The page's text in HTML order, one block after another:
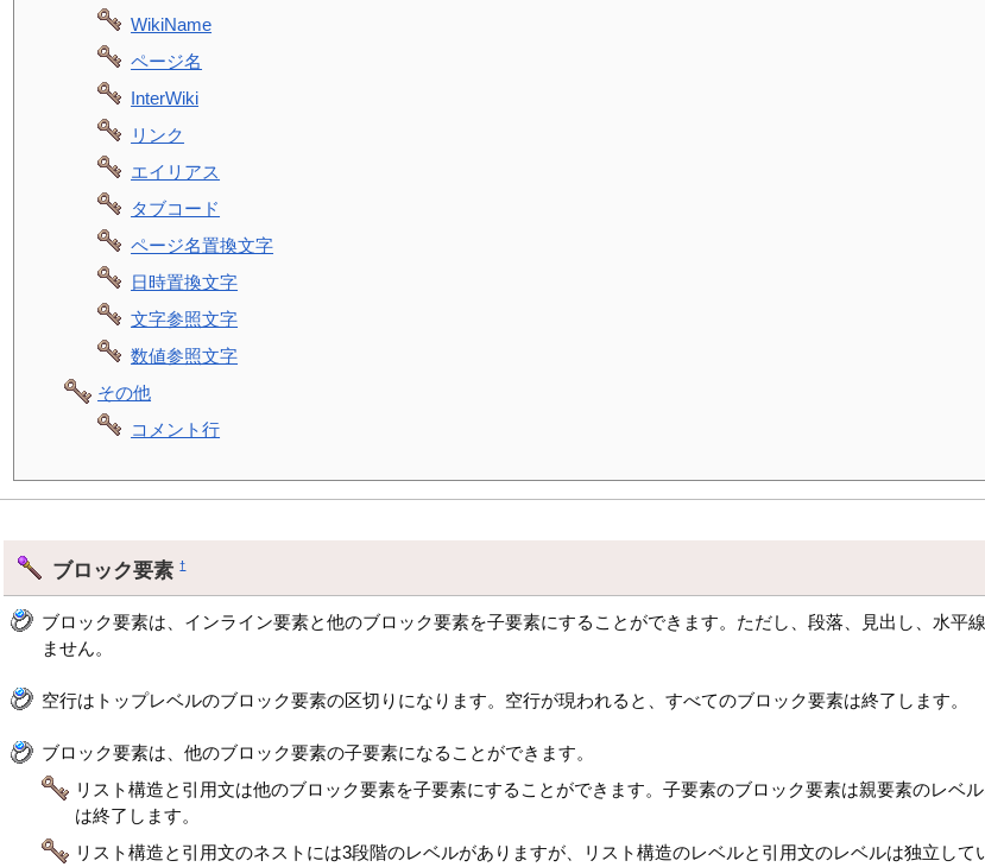
WikiName
ページ名
InterWiki
リンク
エイリアス
タブコード
ページ名置換文字
日時置換文字
文字参照文字
数値参照文字
その他
コメント行
ブロック要素†
ブロック要素は、インライン要素と他のブロック要素を子要素にすることができます。ただし、段落、見出し、水平
ません。
空行はトップレベルのブロック要素の区切りになります。空行が現われると、すべてのブロック要素は終了します。
ブロック要素は、他のブロック要素の子要素になることができます。
リスト構造と引用文は他のブロック要素を子要素にすることができます。子要素のブロック要素は親要素のレ
は終了します。
リスト構造と引用文のネストには3段階のレベルがありますが、リスト構造のレベルと引用文のレベルは独立し